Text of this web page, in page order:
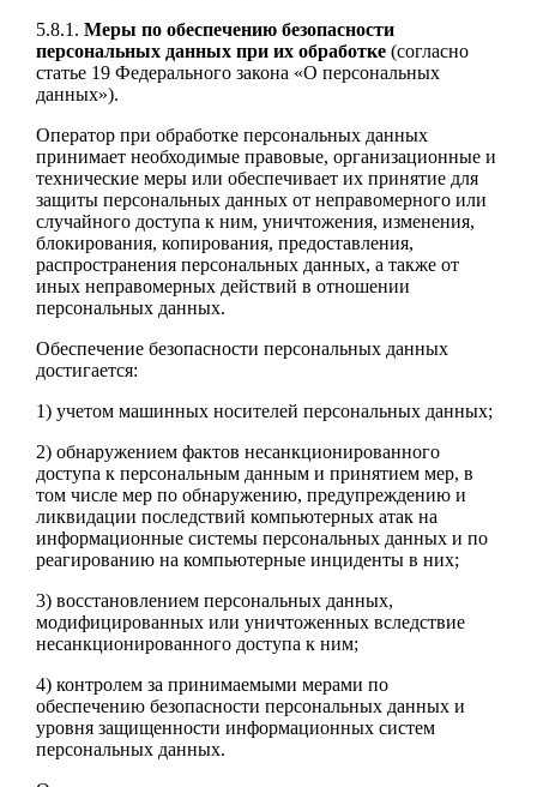
5.8.1. Меры по обеспечению безопасности
персональных данных при их обработке(согласно
статье 19 Федерального закона «О персональных
данных»).
Оператор при обработке персональных данных
принимает необходимые правовые, организационные и
технические меры или обеспечивает их принятие для
защиты персональных данных от неправомерного или
случайного доступа к ним, уничтожения, изменения,
блокирования, копирования, предоставления,
распространения персональных данных, а также от
иных неправомерных действий в отношении
персональных данных.
Обеспечение безопасности персональных данных
достигается:
1) учетом машинных носителей персональных данных;
2) обнаружением фактов несанкционированного
доступа к персональным данным и принятием мер, в
том числе мер по обнаружению, предупреждению и
ликвидации последствий компьютерных атак на
информационные системы персональных данных и по
реагированию на компьютерные инциденты в них;
3) восстановлением персональных данных,
модифицированных или уничтоженных вследствие
несанкционированного доступа к ним;
4) контролем за принимаемыми мерами по
обеспечению безопасности персональных данных и
уровня защищенности информационных систем
персональных данных.